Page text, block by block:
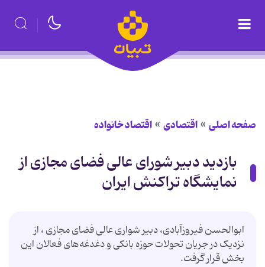
صفحه اصلی اقتصادی اقتصاد خانواده
بازدید دبیر شورای عالی فضای مجازی از
نمایشگاه تراکنش ایران
ابوالحسن فیروزآبادی، دبیر شواری عالی فضای مجازی ، از
نزدیک در جریان تحولات حوزه بانکی و دغدغه‌های فعالان این
بخش قرار گرفت.